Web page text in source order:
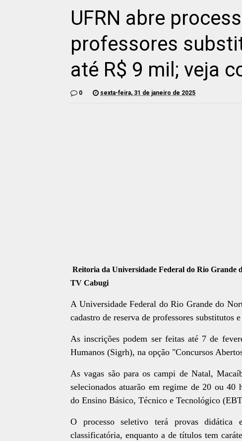
UFRN abre
professores
até R$ 9 mil; veja
0 sexta-feira, 31 de janeiro de 2025
Reitoria da Universidade Federal do Rio
TV Cabugi
A Universidade Federal do Rio Grande do
cadastro de reserva de professores
As inscrições podem ser feitas até 7 de
Humanos (Sigrh), na opção "Concursos
As vagas são para os campi de Natal,
selecionados atuarão em regime de 20 ou
do Ensino Básico, Técnico e Tecnológico
O processo seletivo terá provas
classificatória, enquanto a de títulos tem